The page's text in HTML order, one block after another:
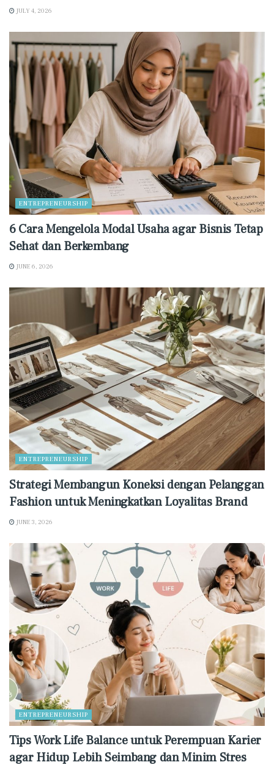
JULY 4, 2026
ENTREPRENEURSHIP
6 Cara Mengelola Modal Usaha agar Bisnis Tetap
Sehat dan Berkembang
JUNE 6, 2026
ENTREPRENEURSHIP
Strategi Membangun Koneksi dengan Pelanggan
Fashion untuk Meningkatkan Loyalitas Brand
JUNE 3, 2026
ENTREPRENEURSHIP
Tips Work Life Balance untuk Perempuan Karier
agar Hidup Lebih Seimbang dan Minim Stres